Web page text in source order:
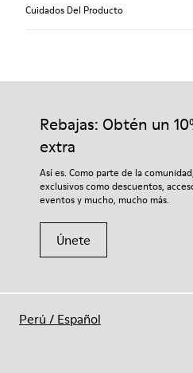
Forro
85,08 % PET reciclado, 14,92 % PU
Cuidados Del Producto
Nuestros zapatos se han
adecuados para el cuidado del
garantizará que duren más
Si deseas obtener información
tu par, visita nuestraGuía para el
Rebajas: Obtén un
extra
Así es. Como parte de la
exclusivos como descuentos,
eventos y mucho, mucho más.
Únete
Perú / Español